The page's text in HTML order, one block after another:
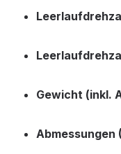
Gewicht (inkl.
Abmessungen